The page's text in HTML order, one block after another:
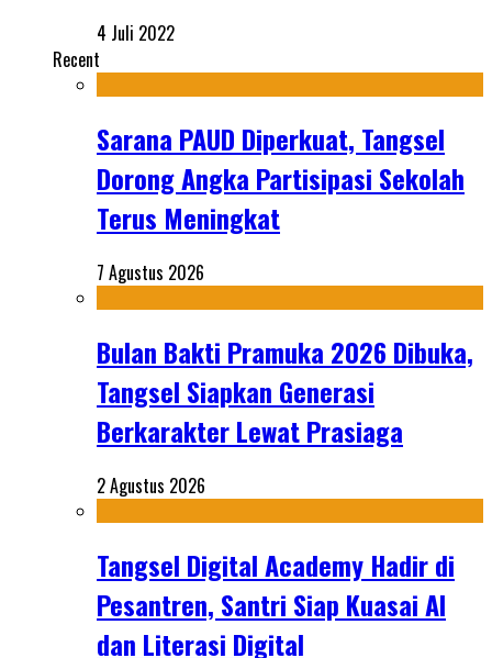
4 Juli 2022
Recent
Sarana PAUD Diperkuat, Tangsel
Dorong Angka Partisipasi Sekolah
Terus Meningkat
7 Agustus 2026
Bulan Bakti Pramuka 2026 Dibuka,
Tangsel Siapkan Generasi
Berkarakter Lewat Prasiaga
2 Agustus 2026
Tangsel Digital Academy Hadir di
Pesantren, Santri Siap Kuasai AI
dan Literasi Digital